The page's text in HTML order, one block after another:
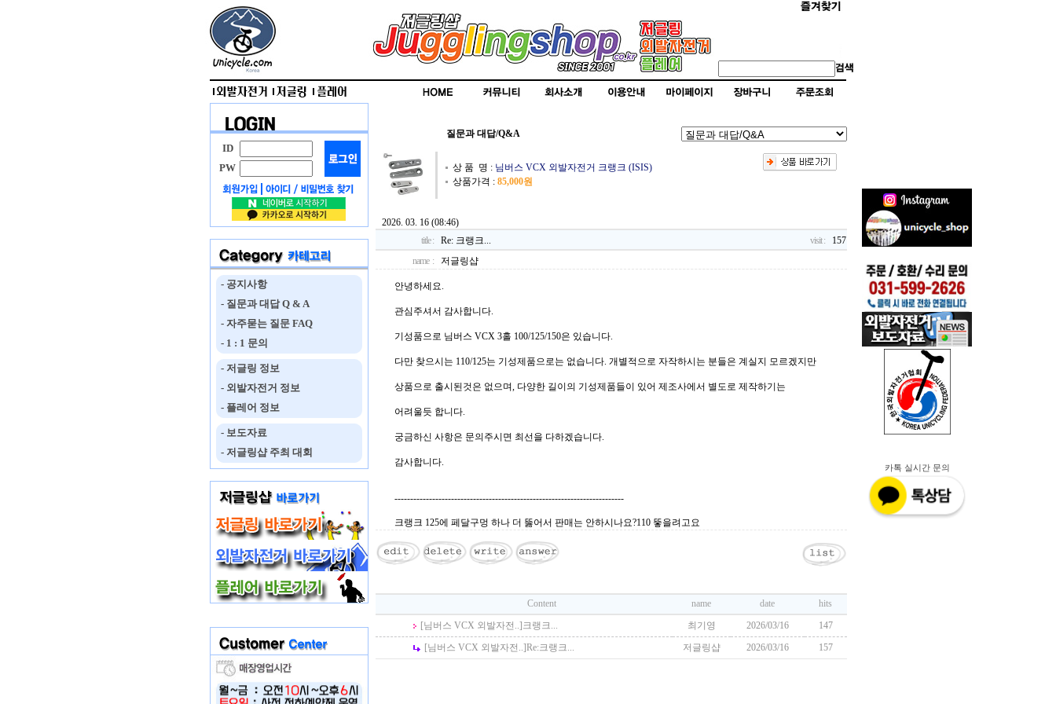
ID
PW
- 공지사항
- 질문과 대답 Q & A
- 자주묻는 질문 FAQ
- 1 : 1 문의
- 저글링 정보
- 외발자전거 정보
- 플레어 정보
- 보도자료
- 저글링샵 주최 대회
질문과 대답/Q&A
상 품 명 : 님버스 VCX 외발자전거 크랭크 (ISIS)
상품가격 : 85,000원
2026. 03. 16 (08:46)
title :
Re: 크랭크... visit :
157
name :
저글링샵
안녕하세요.
관심주셔서 감사합니다.
기성품으로 님버스 VCX 3홀 100/125/150은 있습니다.
다만 찾으시는 110/125는 기성제품으로는 없습니다. 개별적으로 자작하시는 분들은 계실지 모르겠지만
상품으로 출시된것은 없으며, 다양한 길이의 기성제품들이 있어 제조사에서 별도로 제작하기는
어려울듯 합니다.
궁금하신 사항은 문의주시면 최선을 다하겠습니다.
감사합니다.
-------------------------------------------------------------------------
크랭크 125에 페달구멍 하나 더 뚫어서 판매는 안하시나요?110 뚷을려고요
Content name date
hits
[님버스 VCX 외발자전..] 크랭크... 최기영 2026/03/16
147
[님버스 VCX 외발자전..]Re:크랭크... 저글링샵 2026/03/16 157
카톡 실시간 문의